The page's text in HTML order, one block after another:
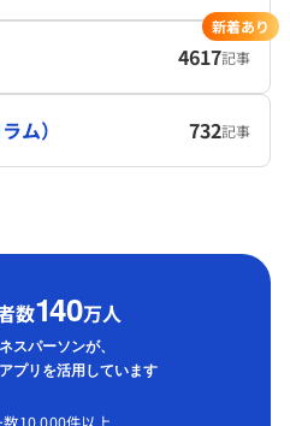
4617記事
新着あり
ム） 732記事
数140万人
スパーソンが、
プリを活用しています